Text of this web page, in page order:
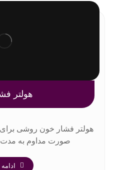
هولتر
هولتر فشار خون روشی
صورت مداوم به مدت 24 ساعت است. ...